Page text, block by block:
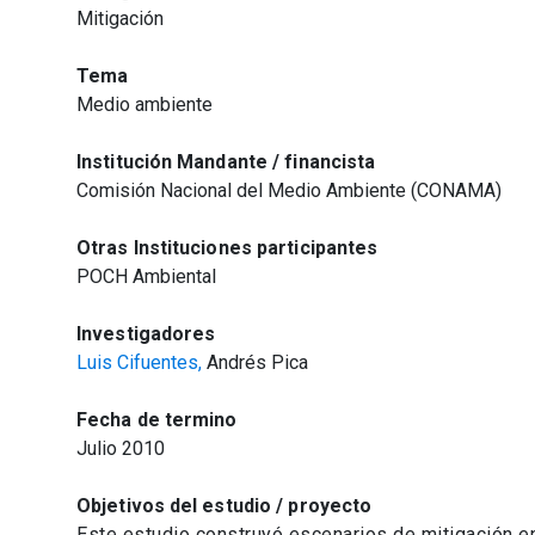
Mitigación
Tema
Medio ambiente
Institución Mandante / financista
Comisión Nacional del Medio Ambiente (CONAMA)
Otras Instituciones participantes
POCH Ambiental
Investigadores
Luis Cifuentes, Andrés Pica
Fecha de termino
Julio 2010
Objetivos del estudio / proyecto